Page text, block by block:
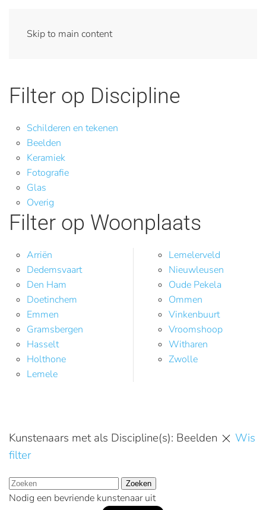
Skip to main content
Filter op Discipline
Schilderen en tekenen
Beelden
Keramiek
Fotografie
Glas
Overig
Filter op Woonplaats
Arriën
Dedemsvaart
Den Ham
Doetinchem
Emmen
Gramsbergen
Hasselt
Holthone
Lemele
Lemelerveld
Nieuwleusen
Oude Pekela
Ommen
Vinkenbuurt
Vroomshoop
Witharen
Zwolle
Kunstenaars met als Discipline(s): Beelden
Wis
filter
Zoeken
Nodig een bevriende kunstenaar uit